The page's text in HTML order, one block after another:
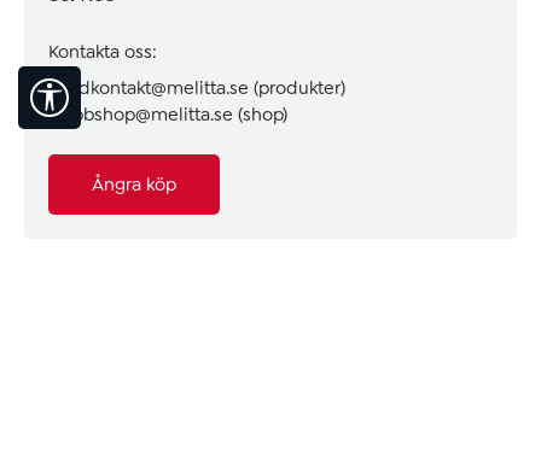
Kontakta oss:
kundkontakt@melitta.se (produkter)
webbshop@melitta.se (shop)
Ångra köp
Visa verktygsfält